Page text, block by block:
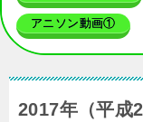
アニソン動画①
2017年（平成